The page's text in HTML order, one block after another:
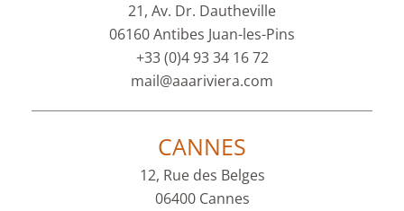
21, Av. Dr. Dautheville
06160 Antibes Juan-les-Pins
+33 (0)4 93 34 16 72
mail@aaariviera.com
CANNES
12, Rue des Belges
06400 Cannes